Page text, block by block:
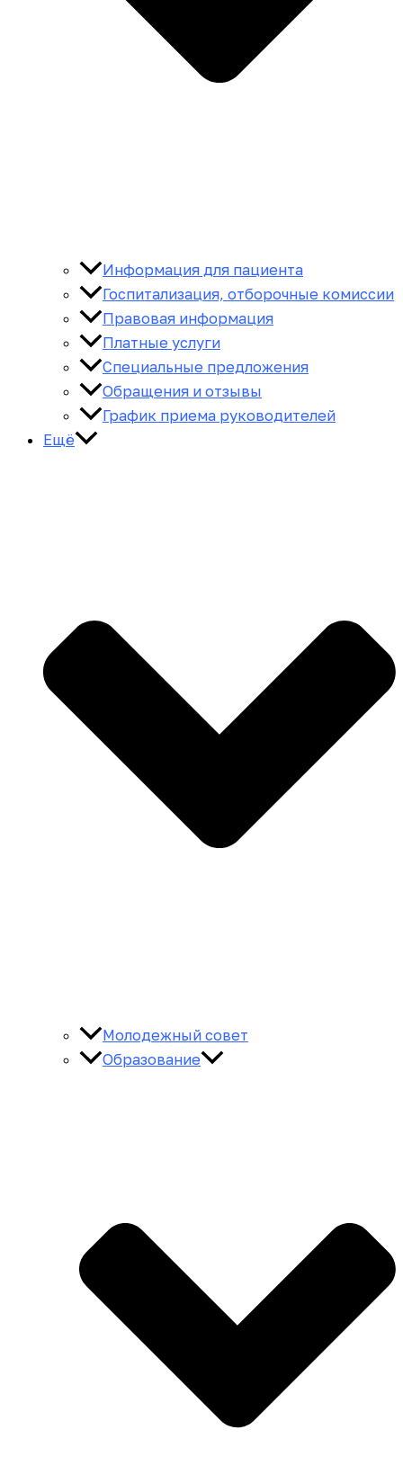
Информация для пациента
Госпитализация, отборочные комиссии
Правовая информация
Платные услуги
Специальные предложения
Обращения и отзывы
График приема руководителей
Ещё
Молодежный совет
Образование